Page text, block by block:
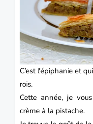
C’est l'épiphanie et
rois.
Cette année, je
crème à la pistache.